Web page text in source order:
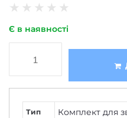
★ ★ ★ ★ ★
Є в наявності
Тип Комплект для